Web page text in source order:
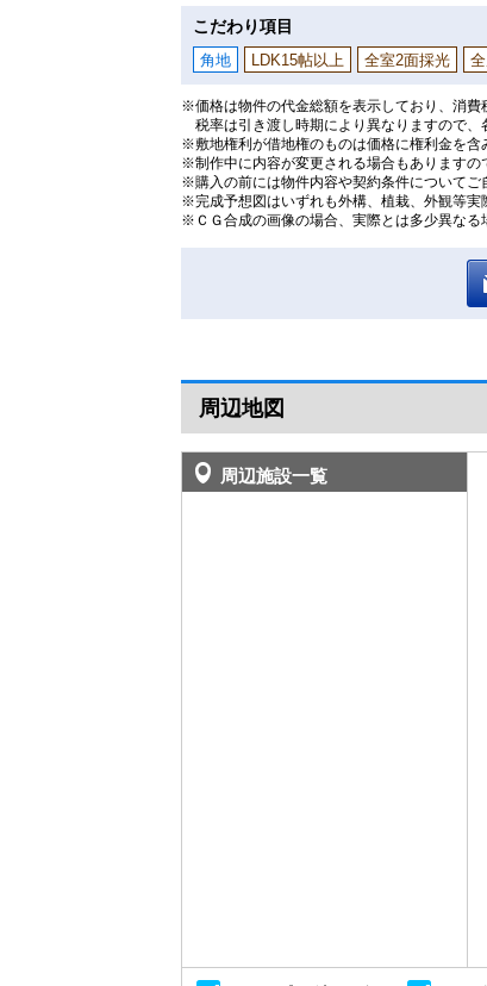
こだわり項目
角地 LDK15帖以上 全室2面採光
※価格は物件の代金総額を表示しており、消費
税率は引き渡し時期により異なりますので、
※敷地権利が借地権のものは価格に権利金を含
※制作中に内容が変更される場合もありますの
※購入の前には物件内容や契約条件についてご
※完成予想図はいずれも外構、植栽、外観等実
※ＣＧ合成の画像の場合、実際とは多少異なる
周辺地図
周辺施設一覧